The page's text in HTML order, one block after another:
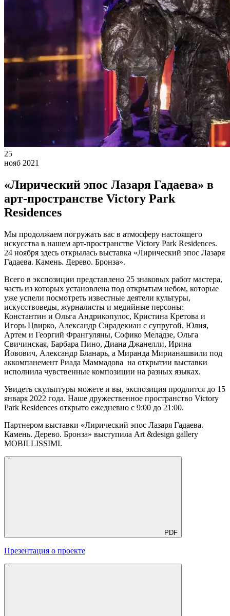
25
нояб 2021
«Лирический эпос Лазаря Гадаева» в
арт-пространстве Victory Park
Residences
Мы продолжаем погружать вас в атмосферу настоящего
искусства в нашем арт-пространстве Victory Park Residences.
24 ноября здесь открылась выставка «Лирический эпос Лазаря
Гадаева. Камень. Дерево. Бронза».
Всего в экспозиции представлено 25 знаковых работ мастера,
часть из которых установлена под открытым небом, которые
уже успели посмотреть известные деятели культуры,
искусствоведы, журналисты и медийные персоны:
Константин и Ольга Андрикопулос, Кристина Кретова и
Игорь Цвирко, Александр Сирадекиан с супругой, Юлия,
Артем и Георгий Франгуляны, Софико Меладзе, Ольга
Свичинская, Барбара Пино, Диана Джанелли, Ирина
Йовович, Александр Бланарь, а Миранда Мирианашвили под
аккомпанемент Риада Маммадова на открытии выставки
исполнила чувственные композиции на разных языках.
Увидеть скульптуры можете и вы, экспозиция продлится до 15
января 2022 года. Наше дружественное пространство Victory
Park Residences открыто ежедневно с 9:00 до 21:00.
Партнером выставки «Лирический эпос Лазаря Гадаева.
Камень. Дерево. Бронза» выступила Art &design gallery
MOBILLISSIMI.
PDF
Презентация о проекте